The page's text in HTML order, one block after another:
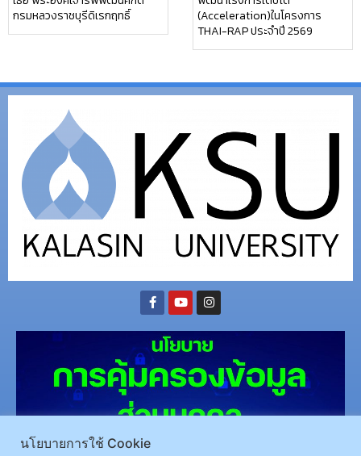
กรมหลวงราชบุรีดิเรกฤทธิ์
(Acceleration)ในโครงการ
THAI-RAP ประจำปี 2569
นโยบายการใช้ Cookie